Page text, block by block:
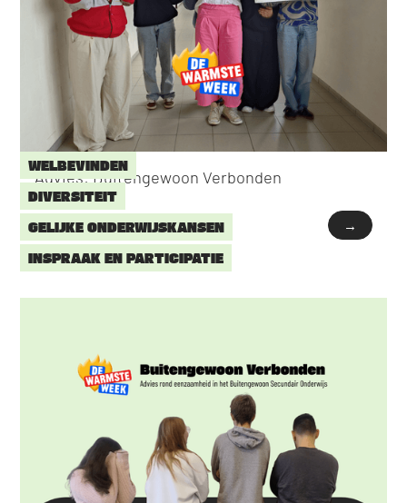
WELBEVINDEN
DIVERSITEIT
GELIJKE ONDERWIJSKANSEN
INSPRAAK EN PARTICIPATIE
Advies: Buitengewoon Verbonden
→